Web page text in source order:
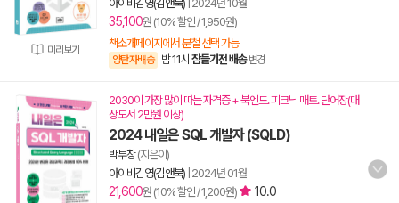
미리보기
아이비김영(김앤북) 2024년 10월
35,100원 (10% 할인 / 1,950원)
책소개페이지에서 분철 선택 가능
양탄자배송 밤 11시 잠들기전 배송 변경
2030이 가장 많이 따는 자격증 + 북엔드. 피크닉 매트. 단어장(대
상도서 2만원 이상)
2024 내일은 SQL 개발자 (SQLD)
박부창(지은이)
아이비김영(김앤북) 2024년 01월
21,600원 (10% 할인 / 1,200원)
10.0